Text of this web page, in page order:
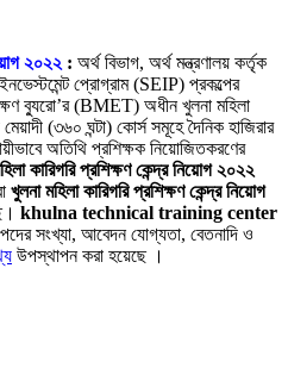
২০২২ : অর্থ বিভাগ, অর্থ মন্ত্রণালয় কর্তৃক
প্রােগ্রাম (SEIP) প্রকল্পের
ব্যুরাে’র (BMET) অধীন খুলনা মহিলা
মেয়াদী (৩৬০ ঘন্টা) কোর্স সমূহে দৈনিক হাজিরার
অতিথি প্রশিক্ষক নিয়ােজিতকরণের
কারিগরি প্রশিক্ষণ কেন্দ্র নিয়োগ ২০২২
খুলনা মহিলা কারিগরি প্রশিক্ষণ কেন্দ্র নিয়োগ
khulna technical training center
সংখ্যা, আবেদন যোগ্যতা, বেতনাদি ও
উপস্থাপন করা হয়েছে ।